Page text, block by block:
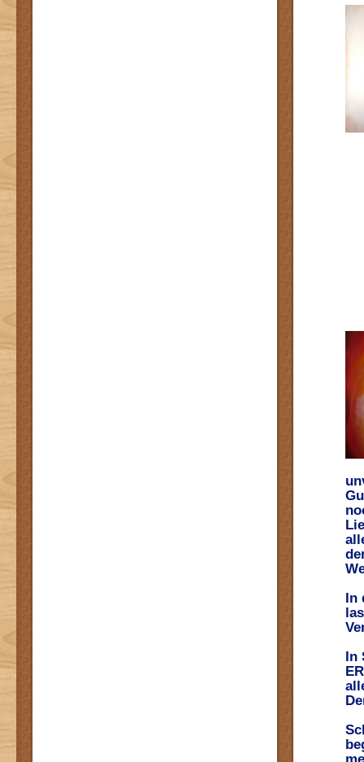
In
In